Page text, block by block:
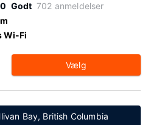
Godt 702 anmeldelser
Wi-Fi
Vælg
Bay, British Columbia